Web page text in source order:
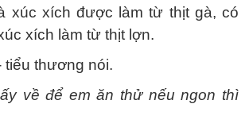
xúc xích được làm từ thịt gà, có
xích làm từ thịt lợn.
tiểu thương nói.
về để em ăn thử nếu ngon thì